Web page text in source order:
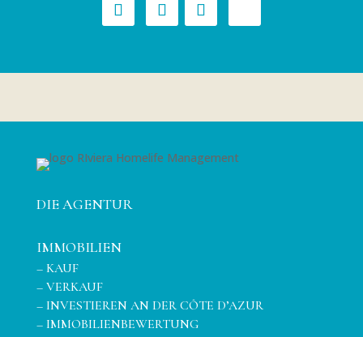
DIE AGENTUR
IMMOBILIEN
– KAUF
– VERKAUF
– INVESTIEREN AN DER CÔTE D’AZUR
– IMMOBILIENBEWERTUNG